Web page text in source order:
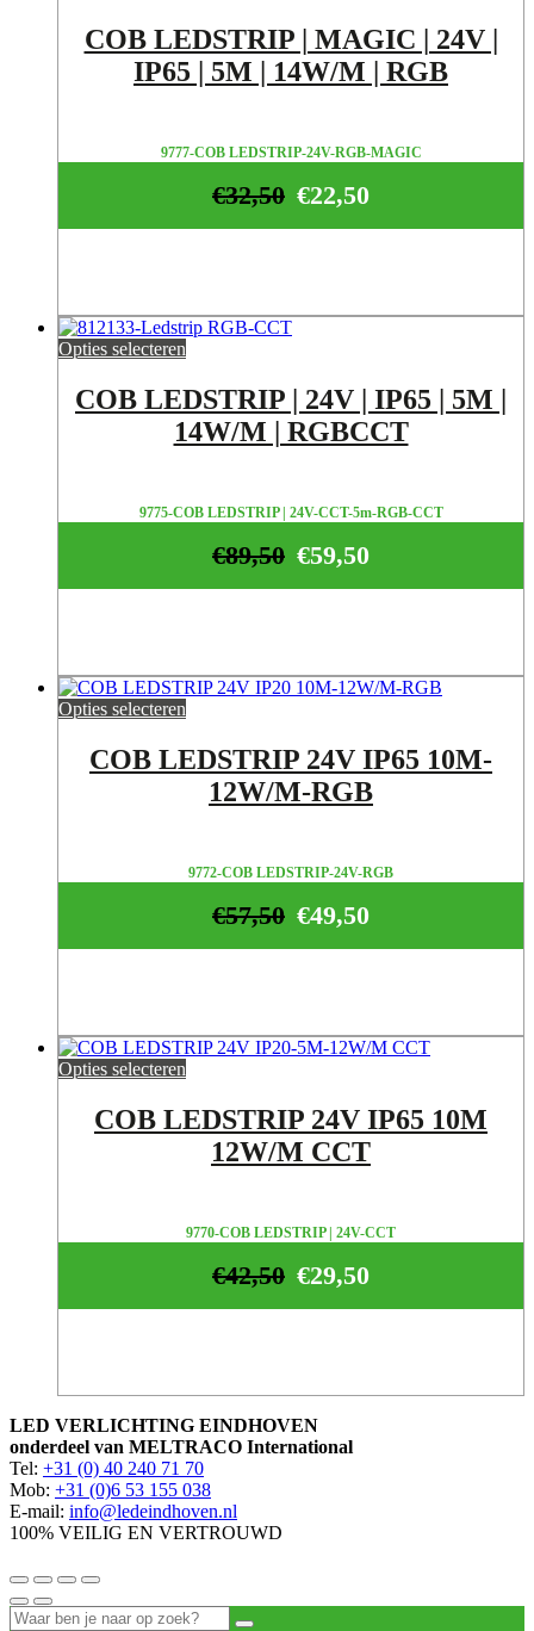
COB LEDSTRIP | MAGIC | 24V |
IP65 | 5M | 14W/M | RGB
9777-COB LEDSTRIP-24V-RGB-MAGIC
€22,50
€32,50
Opties selecteren
COB LEDSTRIP | 24V | IP65 | 5M |
14W/M | RGBCCT
9775-COB LEDSTRIP | 24V-CCT-5m-RGB-CCT
€59,50
€89,50
Opties selecteren
COB LEDSTRIP 24V IP65 10M-
12W/M-RGB
9772-COB LEDSTRIP-24V-RGB
€49,50
€57,50
Opties selecteren
COB LEDSTRIP 24V IP65 10M
12W/M CCT
9770-COB LEDSTRIP | 24V-CCT
€29,50
€42,50
LED VERLICHTING EINDHOVEN
onderdeel van MELTRACO International
Tel: +31 (0) 40 240 71 70
Mob: +31 (0)6 53 155 038
E-mail: info@ledeindhoven.nl
100% VEILIG EN VERTROUWD